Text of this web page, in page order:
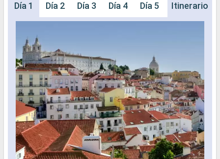
Día 1 Día 2 Día 3 Día 4 Día 5 Día 6 Día
Itinerario